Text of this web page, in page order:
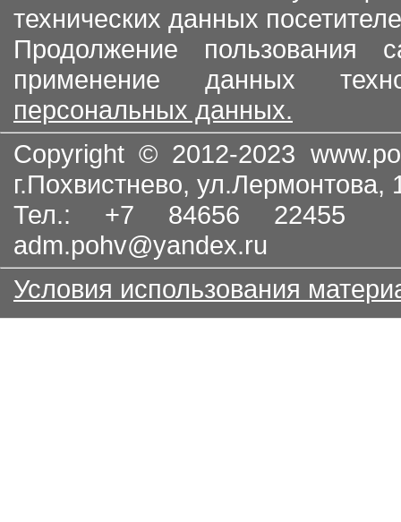
технических данных
Продолжение пользования
применение данных
персональных данных.
Copyright © 2012-2023
г.Похвистнево, ул.Лермонтова,
Тел.: +7 84656
adm.pohv@yandex.ru
Условия использования